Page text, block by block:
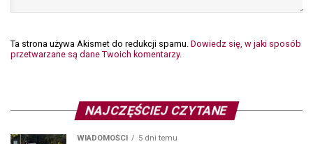
Ta strona używa Akismet do redukcji spamu. Dowiedz się, w jaki sposób
przetwarzane są dane Twoich komentarzy.
NAJCZĘŚCIEJ CZYTANE
WIADOMOŚCI 5 dni temu